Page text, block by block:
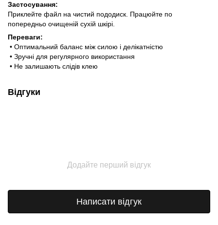
Застосування:
Приклейте файл на чистий пододиск. Працюйте по
попередньо очищеній сухій шкірі.
Переваги:
• Оптимальний баланс між силою і делікатністю
• Зручні для регулярного використання
• Не залишають слідів клею
Відгуки
Додайте перший відгук
Написати відгук